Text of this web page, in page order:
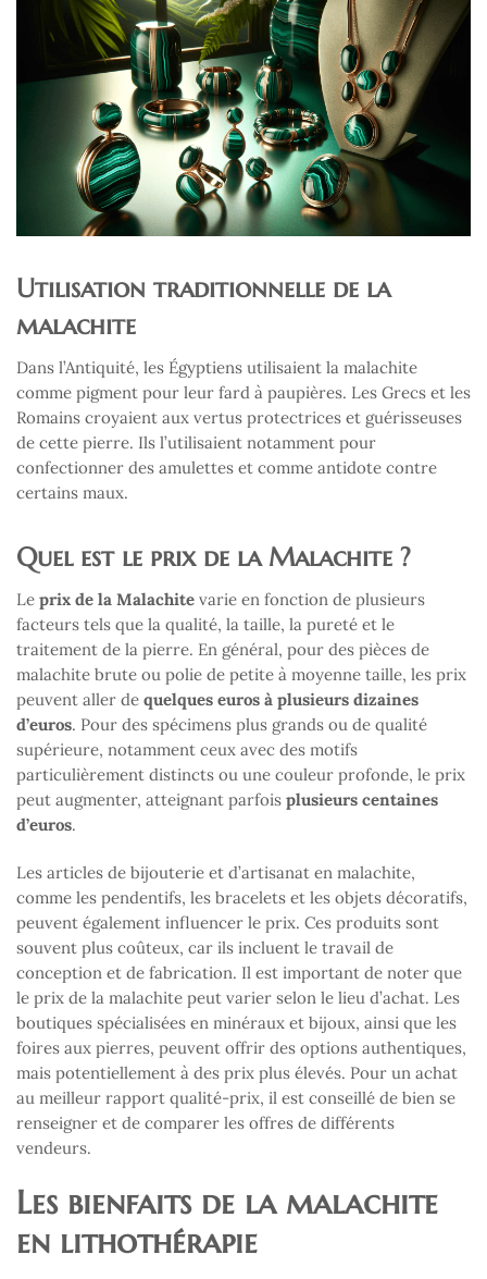
Utilisation traditionnelle de la
malachite
Dans l’Antiquité, les Égyptiens utilisaient la malachite
comme pigment pour leur fard à paupières. Les Grecs et les
Romains croyaient aux vertus protectrices et guérisseuses
de cette pierre. Ils l’utilisaient notamment pour
confectionner des amulettes et comme antidote contre
certains maux.
Quel est le prix de la Malachite ?
Le prix de la Malachite varie en fonction de plusieurs
facteurs tels que la qualité, la taille, la pureté et le
traitement de la pierre. En général, pour des pièces de
malachite brute ou polie de petite à moyenne taille, les prix
peuvent aller de quelques euros à plusieurs dizaines
d’euros. Pour des spécimens plus grands ou de qualité
supérieure, notamment ceux avec des motifs
particulièrement distincts ou une couleur profonde, le prix
peut augmenter, atteignant parfois plusieurs centaines
d’euros.
Les articles de bijouterie et d’artisanat en malachite,
comme les pendentifs, les bracelets et les objets décoratifs,
peuvent également influencer le prix. Ces produits sont
souvent plus coûteux, car ils incluent le travail de
conception et de fabrication. Il est important de noter que
le prix de la malachite peut varier selon le lieu d’achat. Les
boutiques spécialisées en minéraux et bijoux, ainsi que les
foires aux pierres, peuvent offrir des options authentiques,
mais potentiellement à des prix plus élevés. Pour un achat
au meilleur rapport qualité-prix, il est conseillé de bien se
renseigner et de comparer les offres de différents
vendeurs.
Les bienfaits de la malachite
en lithothérapie